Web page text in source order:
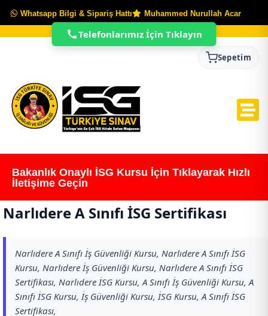
Whatsapp Bilgi & Sipariş Hattı Muhammed Nurullah Acar
Sepetim
Bakanlık Onaylı İSG Kursu İçin Tıklayarak Hızlı
İletişime Geçin
Narlıdere A Sınıfı İSG Sertifikası
Narlıdere A Sınıfı İş Güvenliği Kursu, Narlıdere A Sınıfı İSG
Kursu, Narlıdere İş Güvenliği Kursu, Narlıdere A Sınıfı İSG
Sertifikası, Narlıdere İSG Kursu, A Sınıfı İş Güvenliği Kursu, A
Sınıfı İSG Kursu, İş Güvenliği Kursu, İSG Kursu, A Sınıfı İSG
Sertifikası,
Telefonlarımız İçin Tıklayın